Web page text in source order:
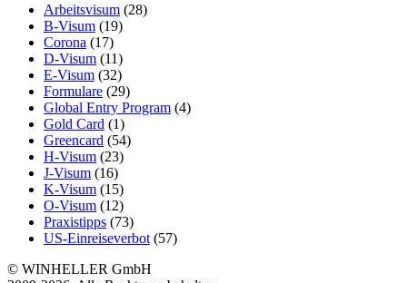
Arbeitsvisum (28)
B-Visum (19)
Corona (17)
D-Visum (11)
E-Visum (32)
Formulare (29)
Global Entry Program (4)
Gold Card (1)
Greencard (54)
H-Visum (23)
J-Visum (16)
K-Visum (15)
O-Visum (12)
Praxistipps (73)
US-Einreiseverbot (57)
© WINHELLER GmbH